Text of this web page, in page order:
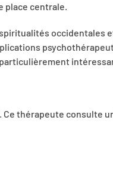
place centrale.
occidentales
thérapeute consulte